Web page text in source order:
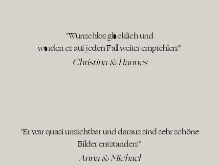
"Wunschlos glücklich und
würden es auf jeden Fall weiter empfehlen!"
Christina & Hannes
"Er war quasi unsichtbar und daraus sind sehr schöne
Bilder entstanden!"
Anna & Michael